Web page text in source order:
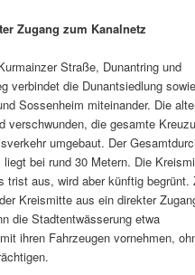
Zugang zum Kanalnetz
Straße, Dunantring und
verbindet die Dunantsiedlung
Sossenheim miteinander. Die
verschwunden, die gesamte
umgebaut. Der
bei rund 30 Metern. Die
trist aus, wird aber künftig begrünt.
Kreismitte aus ein direkter
die Stadtentwässerung etwa
ihren Fahrzeugen vornehmen,